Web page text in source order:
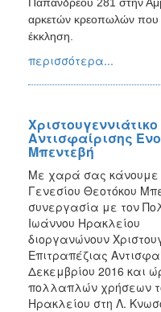
αρκετών κρεοπωλών που
έκκληση.
περισσότερα...
Αντισφαίρισης
Μπεντεβή
Με χαρά σας κάνουμε
Γενεσίου Θεοτόκου
συνεργασία με τον
Ιωάννου Ηρακλείου
διοργανώνουν
Επιτραπέζιας
Δεκεμβρίου 2016 και
πολλαπλών χρήσεων
Ηρακλείου στη Λ.